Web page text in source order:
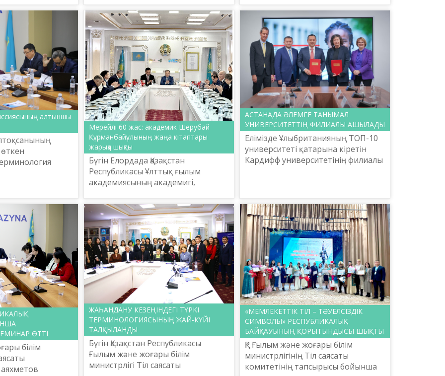
халықаралық ғылыми-практикалық
конференция материалдарының
электрондық ж...
алтыншы
Мерейлі 60 жас: академик Шерубай
Құрманбайұлының жаңа кітаптары
жарыққа шықты
Бүгін Елордада Қазақстан
Республикасы Ұлттық ғылым
академиясының академигі,
профессор Шерубай
Құрманбайұлының 60 жасқа толған
мерейтойына орай ғал...
АСТАНАДА ӘЛЕМГЕ ТАНЫМАЛ
УНИВЕРСИТЕТТІҢ ФИЛИАЛЫ АШЫЛАДЫ
Елімізде Ұлыбританияның ТОП-10
университеті қатарына кіретін
Кардифф университетінің филиалы
ӨТТІ
білім
ЖАҺАНДАНУ КЕЗЕҢІНДЕГІ ТҮРКІ
ТЕРМИНОЛОГИЯСЫНЫҢ ЖАЙ-КҮЙІ
ТАЛҚЫЛАНДЫ
Бүгін Қазақстан Республикасы
Ғылым және жоғары білім
министрлігі Тіл саясаты
«МЕМЛЕКЕТТІК ТІЛ – ТӘУЕЛСІЗДІК
СИМВОЛЫ» РЕСПУБЛИКАЛЫҚ
БАЙҚАУЫНЫҢ ҚОРЫТЫНДЫСЫ ШЫҚТЫ
ҚР Ғылым және жоғары білім
министрлігінің Тіл саясаты
комитетінің тапсырысы бойынша